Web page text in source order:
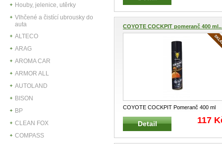
Houby, jelenice, utěrky
Vlhčené a čistící ubrousky do
auta
ALTECO
ARAG
AROMA CAR
ARMOR ALL
AUTOLAND
BISON
BP
CLEAN FOX
COMPASS
COYOTE COCKPIT pomeranč 400
COYOTE COCKPIT Pomeranč 400 ml
Profesionální antistatický COCKPIT pro
Detail 117